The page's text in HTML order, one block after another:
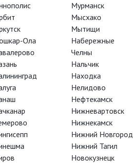
решить «Трудную
Лантратов
«Юлий Цезарь»
переживаний ждут
актеров
Ола
Мурманск
Мысхако
Мытищи
Набережные
Челны
Нальчик
Находка
Нелидово
Нефтекамск
Нижневартовск
Нижнекамск
Нижний Новгород
Нижний Тагил
Новокузнецк